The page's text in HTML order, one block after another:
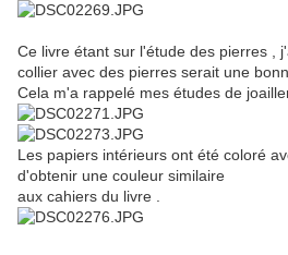
Ce livre étant sur l'étude des pierres ,
collier avec des pierres serait une
Cela m'a rappelé mes études de
Les papiers intérieurs ont été coloré
d'obtenir une couleur similaire
aux cahiers du livre .